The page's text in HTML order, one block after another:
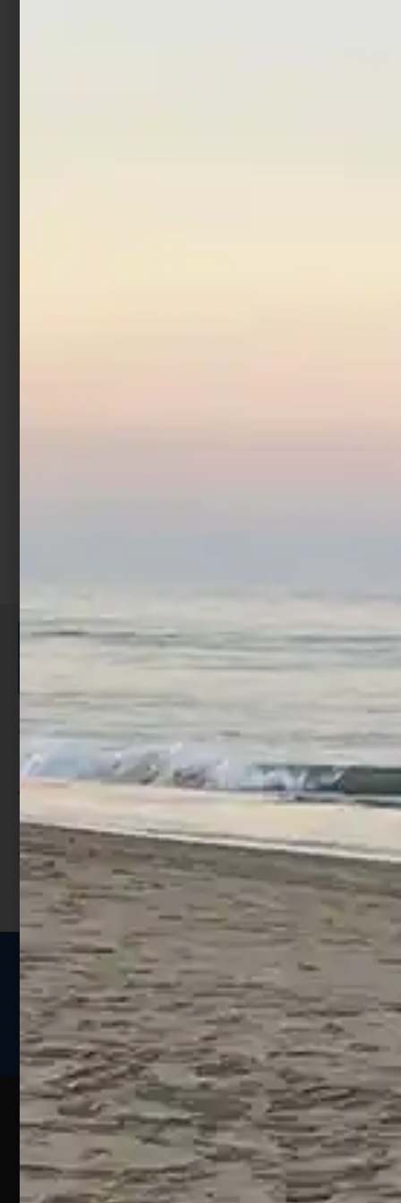
ISCRIVITI E RICEVI 3,50€ DI
SCONTO >
Per ogni acquisto accumuli ulteriori
punti;
Utilizza i punti per ricevere uno
sconto;
I punti sono indicati nella pagina
prodotto;
Seguici sui social
Web
Pesca
Un portale
pensato
Esperienze
Guide
sulla
pesca
sportiva
Assistenza
Clienti
Siamo
Contatti
Assistenza
Ecommerce